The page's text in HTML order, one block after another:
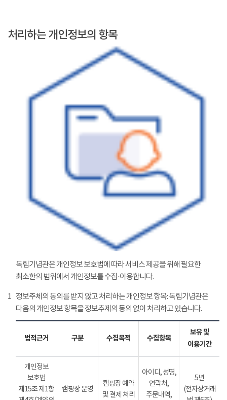
처리하는 개인정보의 항목
독립기념관은 개인정보 보호법에 따라 서비스 제공을 위해 필요한
최소한의 범위에서 개인정보를 수집·이용합니다.
1 정보주체의 동의를 받지 않고 처리하는 개인정보 항목: 독립기념관은
다음의 개인정보 항목을 정보추제의 동의 없이 처리하고 있습니다.
법적근거 구분 수집목적 수집항목
보유 및
이용기간
개인정보
보호법
제15조 제1항
캠핑장 운영
캠핑장 예약
및 결제 처리
아이디, 성명,
연락처,
주문내역,
5년
(전자상거래